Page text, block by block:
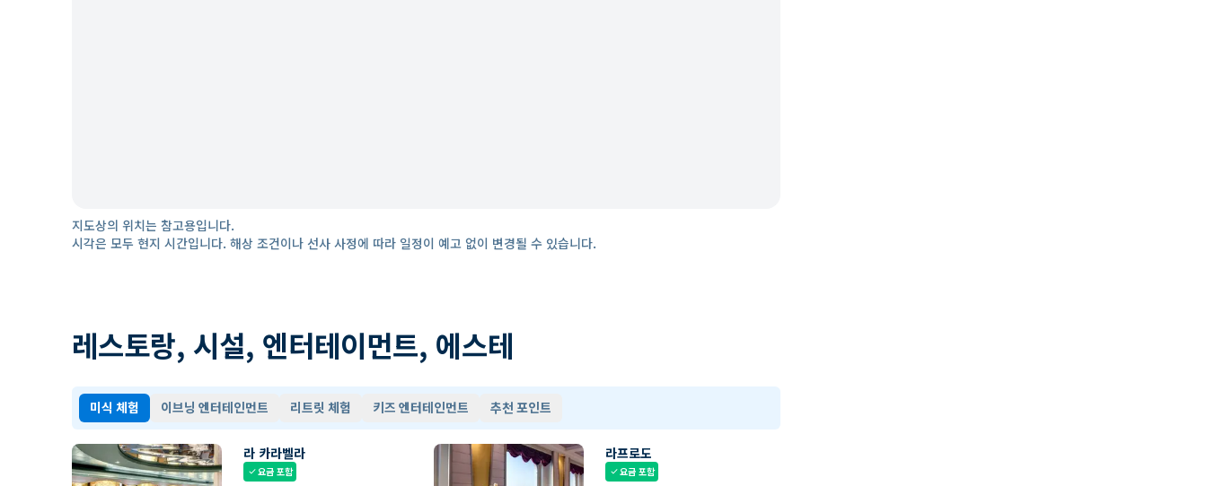
지도상의 위치는 참고용입니다.
시각은 모두 현지 시간입니다. 해상 조건이나 선사 사정에 따라 일정이 예고 없이 변경될 수 있습니다.
레스토랑, 시설, 엔터테이먼트, 에스테
미식 체험 이브닝 엔터테인먼트 리트릿 체험 키즈 엔터테인먼트 추천 포인트
라 카라벨라
check요금 포함
라프로도
check요금 포함